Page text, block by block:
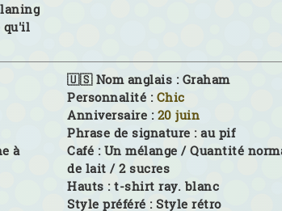
qu'il
🇺🇸 Nom anglais : Graham
Personnalité : Chic
Anniversaire : 20 juin
Phrase de signature :au pif
à
Café : Un mélange / Quantité
de lait / 2 sucres
Hauts :t-shirt ray. blanc
Style préféré : Style rétro